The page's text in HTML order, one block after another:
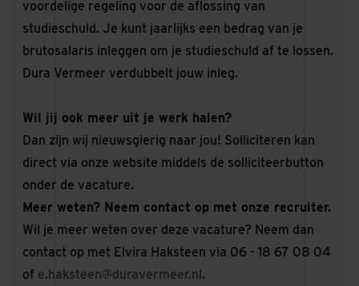
voordelige regeling voor de aflossing van
studieschuld. Je kunt jaarlijks een bedrag van je
brutosalaris inleggen om je studieschuld af te lossen.
Dura Vermeer verdubbelt jouw inleg.
Wil jij ook meer uit je werk halen?
Dan zijn wij nieuwsgierig naar jou! Solliciteren kan
direct via onze website middels de solliciteerbutton
onder de vacature.
Meer weten? Neem contact op met onze recruiter.
Wil je meer weten over deze vacature? Neem dan
contact op met Elvira Haksteen via 06 - 18 67 08 04
of e.haksteen@duravermeer.nl.